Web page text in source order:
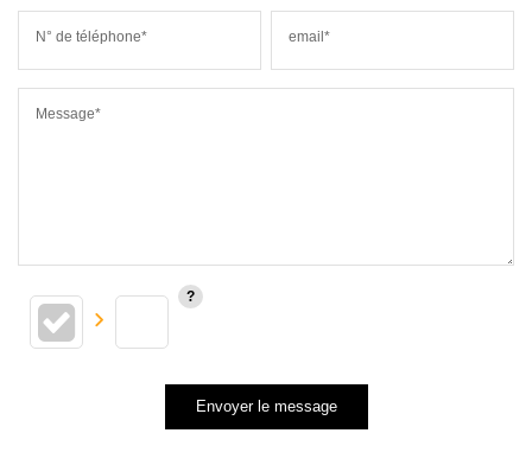
N° de téléphone* email*
Message*
Envoyer le message